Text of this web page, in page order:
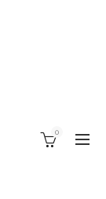
0